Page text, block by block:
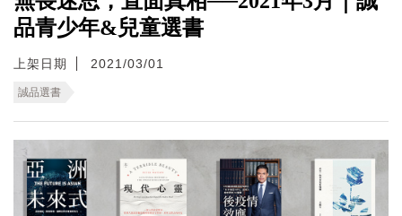
品青少年&兒童選書
上架日期 2021/03/01
誠品選書